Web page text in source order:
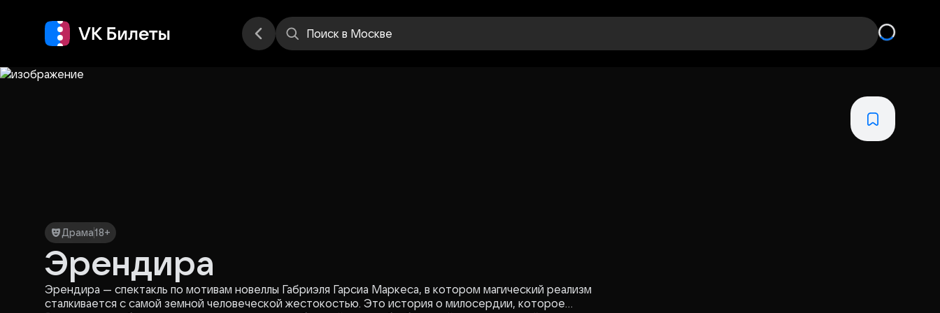
Поиск в Москве
Драма18+
Эрендира
Эрендира — спектакль по мотивам новеллы Габриэля Гарсиа Маркеса, в котором магический реализм
сталкивается с самой земной человеческой жестокостью. Это история о милосердии, которое